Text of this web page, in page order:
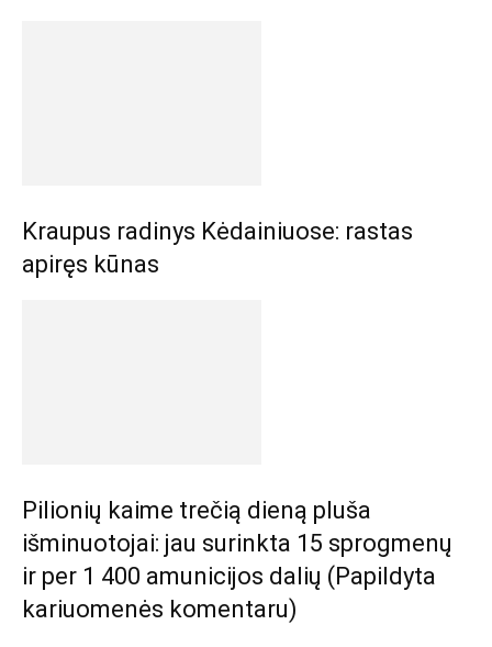
Kraupus radinys Kėdainiuose: rastas
apiręs kūnas
Pilionių kaime trečią dieną pluša
išminuotojai: jau surinkta 15 sprogmenų
ir per 1 400 amunicijos dalių (Papildyta
kariuomenės komentaru)